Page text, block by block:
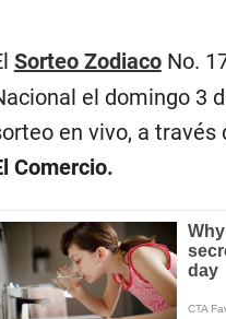
Sorteo ZodiacoNo.
el domingo 3
en vivo, a
Comercio.